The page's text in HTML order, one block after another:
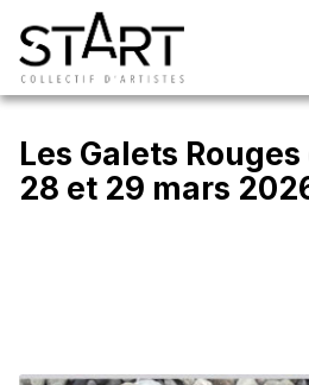
Les Galets
28 et 29 mars